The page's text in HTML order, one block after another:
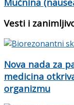
Vesti i
Nova nada za
medicina
organizmu